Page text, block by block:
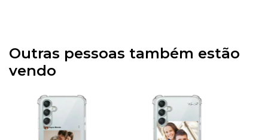
Outras pessoas também estão
vendo